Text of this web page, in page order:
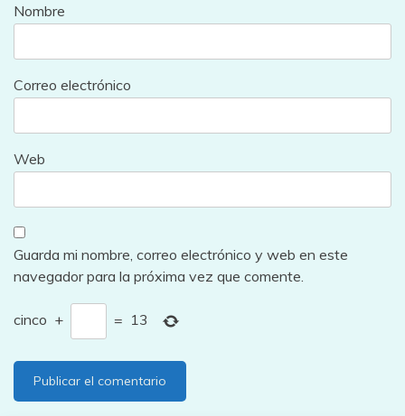
Nombre
Correo electrónico
Web
Guarda mi nombre, correo electrónico y web en este
navegador para la próxima vez que comente.
cinco + = 13